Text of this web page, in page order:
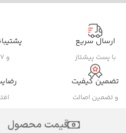
ارسال سریع
با پست پیشتاز
پشتیبانی
و ۷ روز هفته
تضمین کیفیت
و تضمین اصالت
قیمت محصول